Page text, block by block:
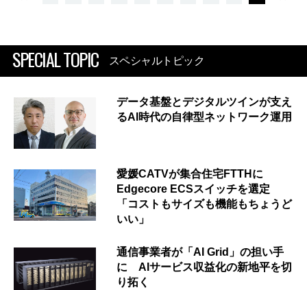
SPECIAL TOPIC スペシャルトピック
データ基盤とデジタルツインが支え
るAI時代の自律型ネットワーク運用
愛媛CATVが集合住宅FTTHに
Edgecore ECSスイッチを選定
「コストもサイズも機能もちょうど
いい」
通信事業者が「AI Grid」の担い手
に AIサービス収益化の新地平を切
り拓く